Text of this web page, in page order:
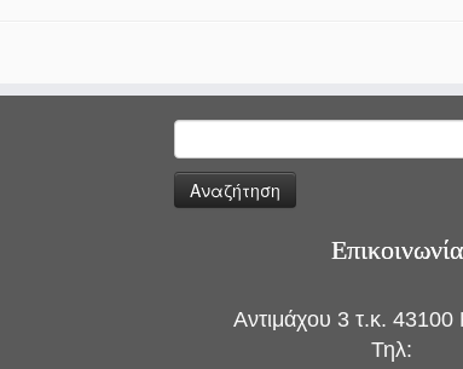
για:
Επικοινωνία
Αντιμάχου 3 τ.κ.
Τηλ: